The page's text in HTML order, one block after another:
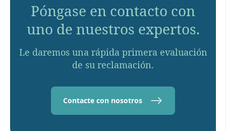
Póngase en contacto con
uno de nuestros expertos.
Le daremos una rápida primera evaluación
de su reclamación.
Contacte con nosotros